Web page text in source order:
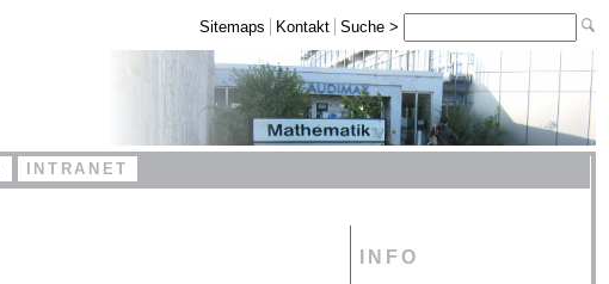
Sitemaps Kontakt Suche >
INTRANET
INFO